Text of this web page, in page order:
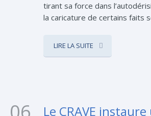
tirant sa force dans
la caricature de certains faits
LIRE LA SUITE
Le CRAVE